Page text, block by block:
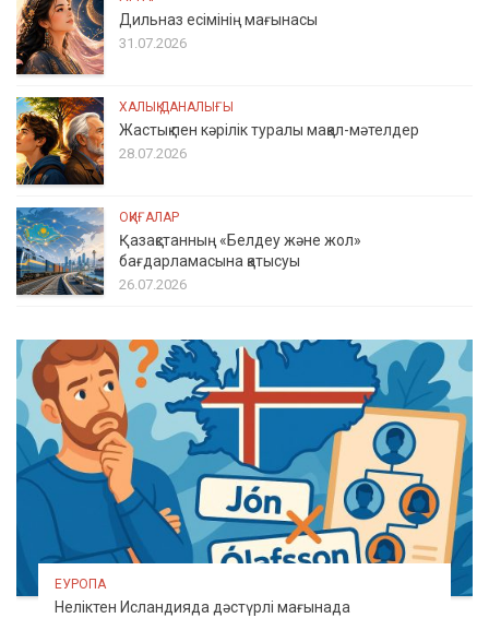
Дильназ есімінің мағынасы
31.07.2026
ХАЛЫҚ ДАНАЛЫҒЫ
Жастық пен кәрілік туралы мақал-мәтелдер
28.07.2026
ОҚИҒАЛАР
Қазақстанның «Белдеу және жол»
бағдарламасына қатысуы
26.07.2026
ЕУРОПА
Неліктен Исландияда дәстүрлі мағынада